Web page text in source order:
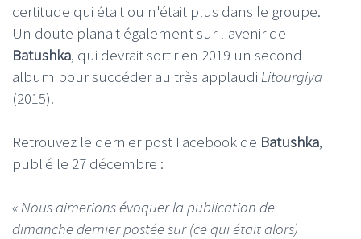
certitude qui était ou n'était plus dans le groupe.
Un doute planait également sur l'avenir de
Batushka, qui devrait sortir en 2019 un second
album pour succéder au très applaudi Litourgiya
(2015).
Retrouvez le dernier post Facebook de Batushka,
publié le 27 décembre :
« Nous aimerions évoquer la publication de
dimanche dernier postée sur (ce qui était alors)